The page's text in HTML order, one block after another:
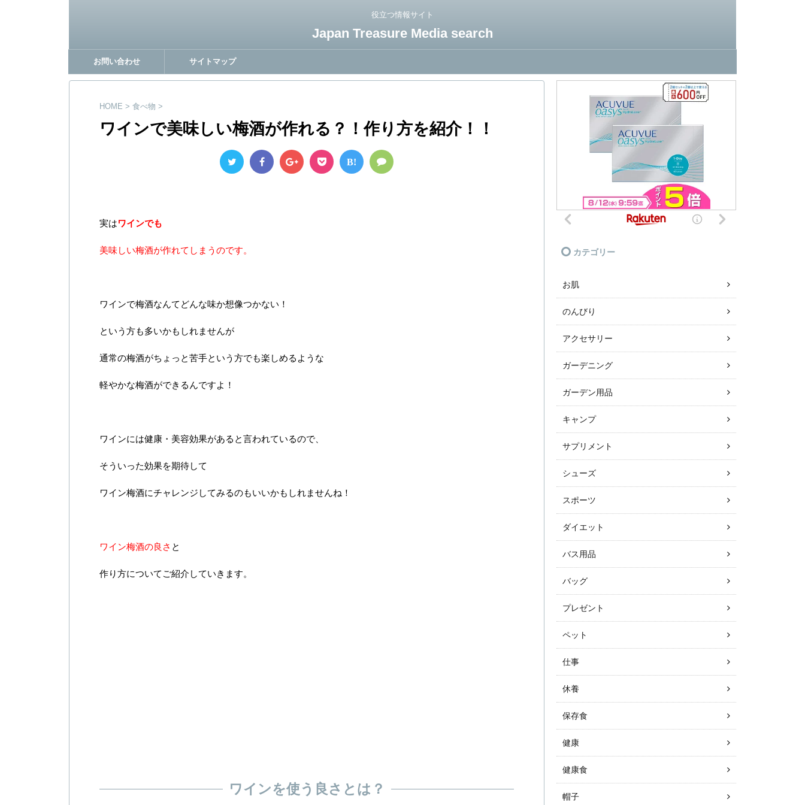
役立つ情報サイト
Japan Treasure Media search
お問い合わせ サイトマップ
HOME > 食べ物 >
ワインで美味しい梅酒が作れる？！作り方を紹介！！
B!
実はワインでも
美味しい梅酒が作れてしまうのです。
ワインで梅酒なんてどんな味か想像つかない！
という方も多いかもしれませんが
通常の梅酒がちょっと苦手という方でも楽しめるような
軽やかな梅酒ができるんですよ！
ワインには健康・美容効果があると言われているので、
そういった効果を期待して
ワイン梅酒にチャレンジしてみるのもいいかもしれませんね！
ワイン梅酒の良さ と
作り方についてご紹介していきます。
ワインを使う良さとは？
カテゴリー
お肌
のんびり
アクセサリー
ガーデニング
ガーデン用品
キャンプ
サプリメント
シューズ
スポーツ
ダイエット
バス用品
バッグ
プレゼント
ペット
仕事
休養
保存食
健康
健康食
帽子